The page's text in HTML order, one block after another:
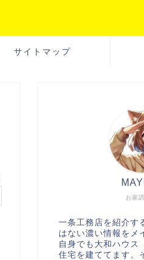
サイトマップ
お家
一条工務店を紹介す
はない濃い情報をメ
自身でも大和ハウ
住宅を建ててます。